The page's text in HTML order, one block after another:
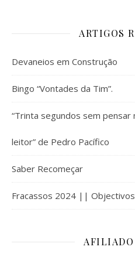
ARTIGOS
Devaneios em Construção
Bingo “Vontades da Tim”.
“Trinta segundos sem
leitor” de Pedro Pacífico
Saber Recomeçar
Fracassos 2024 ||
AFILIADO